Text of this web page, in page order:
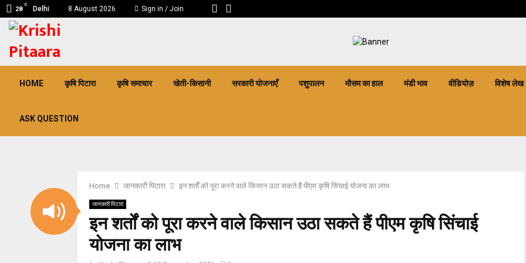
28
C
Delhi 8 August 2026 Sign in / Join
HOME कृषि पिटारा कृषि समाचार खेती-किसानी सरकारी योजनाएँ पशुपालन मौसम का हाल मंडी भाव वीडियोज़ विशेष लेख
ASK QUESTION
Home जानकारी पिटारा इन शर्तों को पूरा करने वाले किसान उठा सकते हैं पीएम कृषि सिंचाई योजना का लाभ
जानकारी पिटारा
इन शर्तों को पूरा करने वाले किसान उठा सकते हैं पीएम कृषि सिंचाई
योजना का लाभ